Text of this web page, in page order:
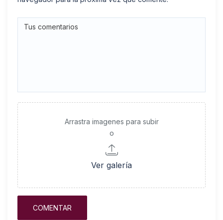
Arrastra imagenes para subir
o
Ver galería